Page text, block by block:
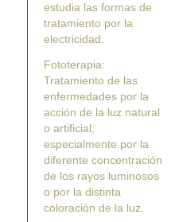
estudia las formas de
tratamiento por la
electricidad.
Fototerapia:
Tratamiento de las
enfermedades por la
acción de la luz natural
o artificial,
especialmente por la
diferente concentración
de los rayos luminosos
o por la distinta
coloración de la luz.